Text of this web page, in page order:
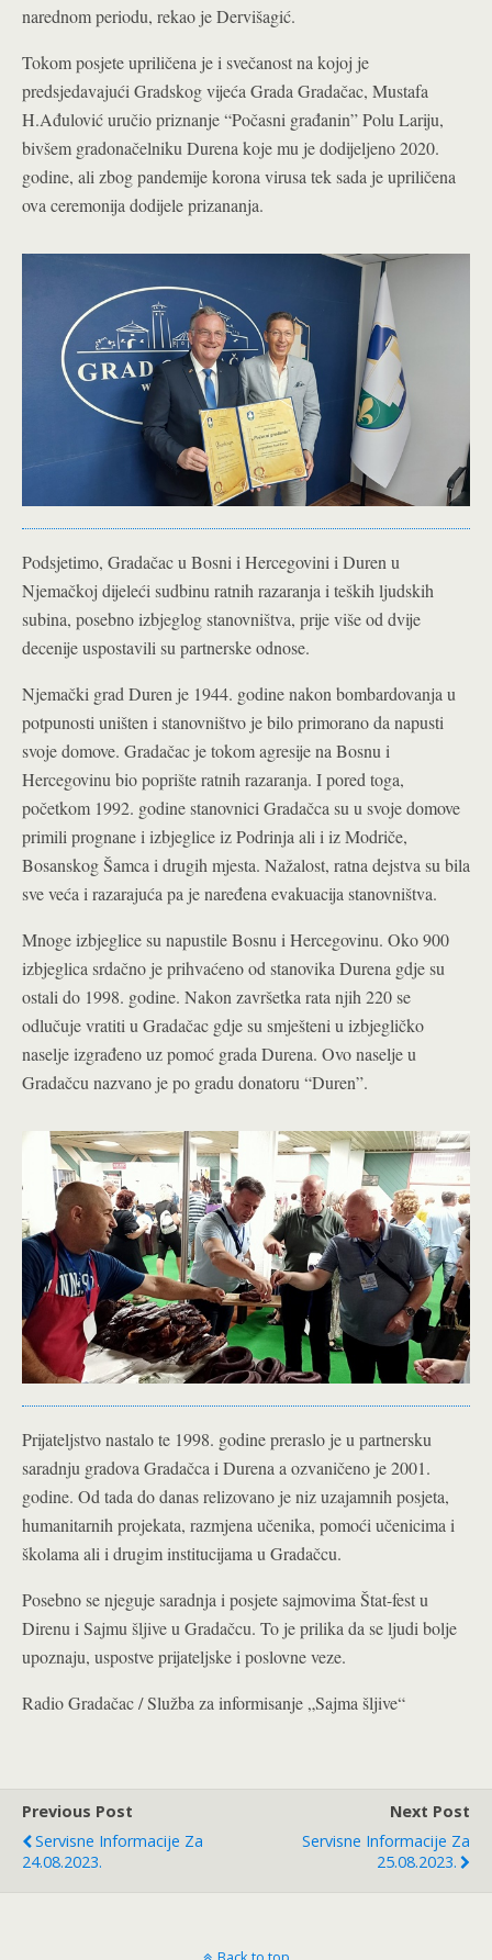
narednom periodu, rekao je Dervišagić.
Tokom posjete upriličena je i svečanost na kojoj je
predsjedavajući Gradskog vijeća Grada Gradačac, Mustafa
H.Ađulović uručio priznanje “Počasni građanin” Polu Lariju,
bivšem gradonačelniku Durena koje mu je dodijeljeno 2020.
godine, ali zbog pandemije korona virusa tek sada je upriličena
ova ceremonija dodijele prizananja.
Podsjetimo, Gradačac u Bosni i Hercegovini i Duren u
Njemačkoj dijeleći sudbinu ratnih razaranja i teških ljudskih
subina, posebno izbjeglog stanovništva, prije više od dvije
decenije uspostavili su partnerske odnose.
Njemački grad Duren je 1944. godine nakon bombardovanja u
potpunosti uništen i stanovništvo je bilo primorano da napusti
svoje domove. Gradačac je tokom agresije na Bosnu i
Hercegovinu bio poprište ratnih razaranja. I pored toga,
početkom 1992. godine stanovnici Gradačca su u svoje domove
primili prognane i izbjeglice iz Podrinja ali i iz Modriče,
Bosanskog Šamca i drugih mjesta. Nažalost, ratna dejstva su bila
sve veća i razarajuća pa je naređena evakuacija stanovništva.
Mnoge izbjeglice su napustile Bosnu i Hercegovinu. Oko 900
izbjeglica srdačno je prihvaćeno od stanovika Durena gdje su
ostali do 1998. godine. Nakon završetka rata njih 220 se
odlučuje vratiti u Gradačac gdje su smješteni u izbjegličko
naselje izgrađeno uz pomoć grada Durena. Ovo naselje u
Gradačcu nazvano je po gradu donatoru “Duren”.
Prijateljstvo nastalo te 1998. godine preraslo je u partnersku
saradnju gradova Gradačca i Durena a ozvaničeno je 2001.
godine. Od tada do danas relizovano je niz uzajamnih posjeta,
humanitarnih projekata, razmjena učenika, pomoći učenicima i
školama ali i drugim institucijama u Gradačcu.
Posebno se njeguje saradnja i posjete sajmovima Štat-fest u
Direnu i Sajmu šljive u Gradačcu. To je prilika da se ljudi bolje
upoznaju, uspostve prijateljske i poslovne veze.
Radio Gradačac / Služba za informisanje „Sajma šljive“
Previous Post
Servisne Informacije Za
24.08.2023.
Next Post
Servisne Informacije Za
25.08.2023.